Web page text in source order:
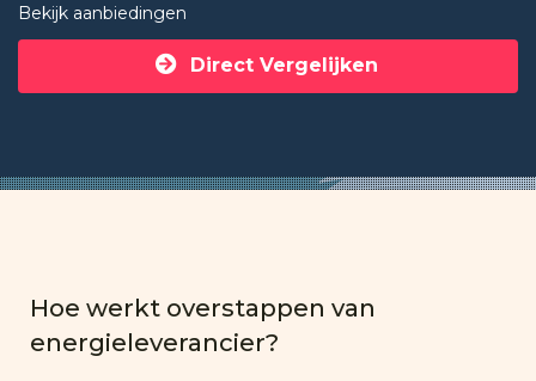
Bekijk aanbiedingen
Direct Vergelijken
Hoe werkt overstappen van
energieleverancier?